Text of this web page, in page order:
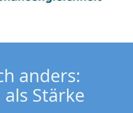
anders:
Stärke